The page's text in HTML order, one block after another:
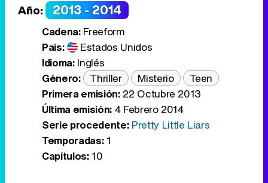
Año: 2013 - 2014
Cadena:Freeform
País:
Estados Unidos
Idioma: Inglés
Género:
Thriller Misterio
Teen
Primera emisión:22 Octubre 2013
Última emisión:4 Febrero 2014
Serie procedente: Pretty Little Liars
Temporadas:1
Capítulos:10